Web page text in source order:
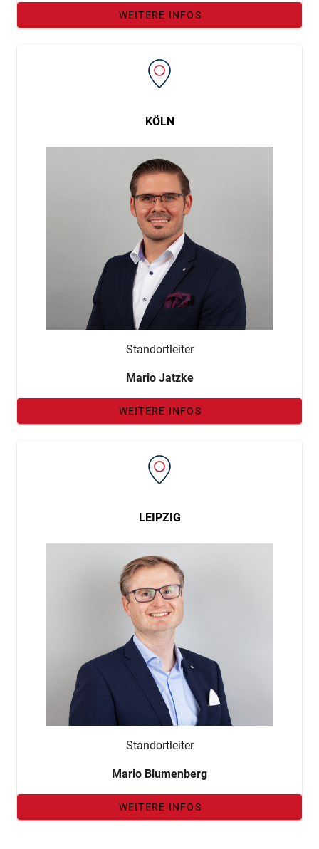
WEITERE INFOS
KÖLN
Standortleiter
Mario Jatzke
WEITERE INFOS
LEIPZIG
Standortleiter
Mario Blumenberg
WEITERE INFOS